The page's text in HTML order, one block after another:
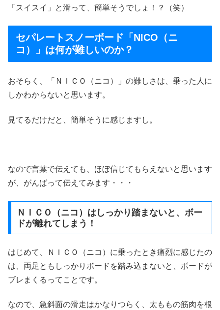
「スイスイ」と滑って、簡単そうでしょ！？（笑）
セパレートスノーボード「NICO（ニ
コ）」は何が難しいのか？
おそらく、「ＮＩＣＯ（ニコ）」の難しさは、乗った人に
しかわからないと思います。
見てるだけだと、簡単そうに感じますし。
なので言葉で伝えても、ほぼ信じてもらえないと思います
が、がんばって伝えてみます・・・
ＮＩＣＯ（ニコ）はしっかり踏まないと、ボー
ドが離れてしまう！
はじめて、ＮＩＣＯ（ニコ）に乗ったとき痛烈に感じたの
は、両足ともしっかりボードを踏み込まないと、ボードが
ブレまくるってことです。
なので、急斜面の滑走はかなりつらく、太ももの筋肉を根